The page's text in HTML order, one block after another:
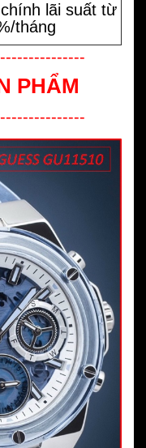
lãi suất từ
tháng
PHẨM